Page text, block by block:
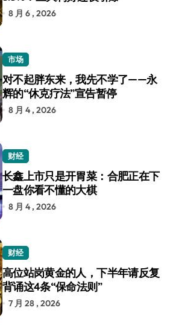
8 月 6 , 2026
市场
对不起胖东来，我先不学了——永
辉的“休克疗法”宣告暂停
8 月 4 , 2026
财经
长鑫上市只是开胃菜：合肥正在下
一盘你看不懂的大棋
8 月 4 , 2026
财经
高位站岗黄金的人，下半年请反复
背诵这4条“保命法则”
7 月 28 , 2026